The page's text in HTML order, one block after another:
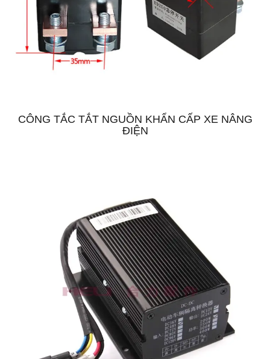
CÔNG TẮC TẮT NGUỒN KHẨN CẤP XE NÂNG
ĐIỆN